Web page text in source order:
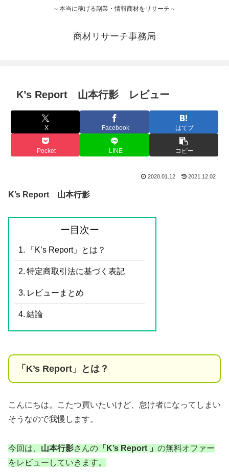
～本当に稼げる副業・情報商材をリサーチ～
商材リサーチ事務局
K’s Report 山本行影 レビュー
X Facebook はてブ
Pocket LINE コピー
2020.01.12 2021.12.02
K’s Report 山本行影
ー目次ー
「K’s Report」とは？
特定商取引法に基づく表記
レビューまとめ
結論
「K’s Report」とは？
こんにちは。こたつ買いたいけど、怠け者になってしまい
そうなので我慢します。
今回は、 山本行影さんの 「K’s Report 」 の無料オファー
をレビューしていきます。